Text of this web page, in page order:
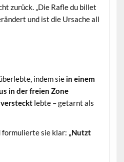
zurück. „Die Rafle du billet
und ist die Ursache all
indem sie in einem
in der freien Zone
lebte – getarnt als
formulierte sie klar: „Nutzt